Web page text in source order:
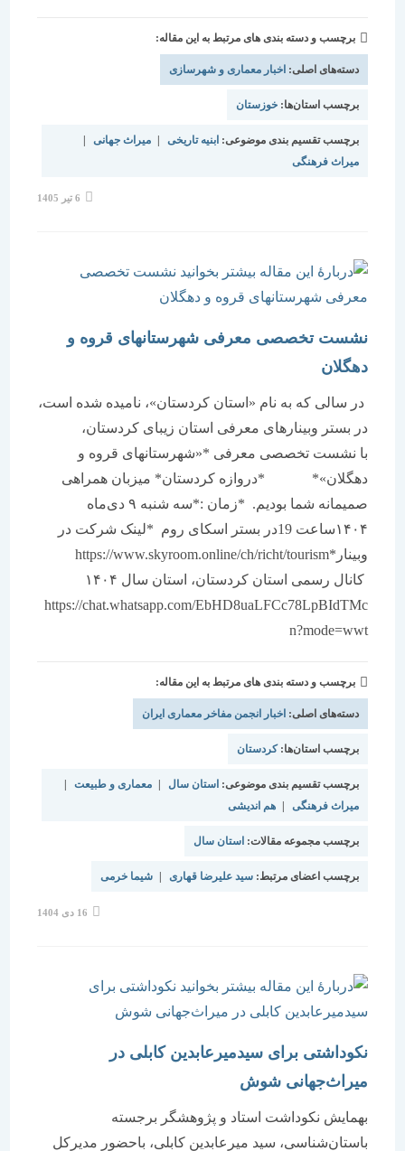
برچسب و دسته بندی های مرتبط به این مقاله:
دسته‌های اصلی:اخبار معماری و شهرسازی
برچسب استان‌ها:خوزستان
برچسب تقسیم بندی موضوعی:ابنیه تاریخی | میراث جهانی
|
میراث فرهنگی
نشست تخصصی معرفی شهرستانهای قروه و
دهگلان
در سالی که به نام «استان کردستان»، نامیده شده است،
در بستر وبینارهای معرفی استان زیبای کردستان،
با نشست تخصصی معرفی *«شهرستانهای قروه و
دهگلان»* *دروازه کردستان* میزبان همراهی
صمیمانه شما بودیم. *زمان :*سه شنبه ۹ دی‌ماه
۱۴۰۴ساعت 19در بستر اسکای روم *لینک شرکت در
وبینار*https://www.skyroom.online/ch/richt/tourism
https://chat.whatsapp.com/EbHD8uaLFCc78LpBIdTMc
n?mode=wwt
برچسب و دسته بندی های مرتبط به این مقاله:
دسته‌های اصلی:اخبار انجمن مفاخر معماری ایران
برچسب استان‌ها:کردستان
برچسب تقسیم بندی موضوعی:استان سال | معماری و طبیعت |
میراث فرهنگی | هم اندیشی
برچسب مجموعه مقالات:استان سال
برچسب اعضای مرتبط: سید علیرضا قهاری | شیما خرمی
نکوداشتی برای سیدمیرعابدین کابلی در
میراث‌جهانی شوش
بهمایش نکوداشت استاد و پژوهشگر برجسته
باستان‌شناسی، سید میرعابدین کابلی، باحضور مدیرکل